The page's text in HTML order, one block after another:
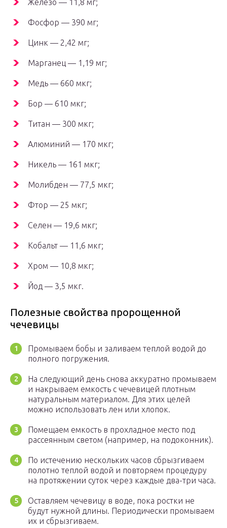
Железо — 11,8 мг;
Фосфор — 390 мг;
Цинк — 2,42 мг;
Марганец — 1,19 мг;
Медь — 660 мкг;
Бор — 610 мкг;
Титан — 300 мкг;
Алюминий — 170 мкг;
Никель — 161 мкг;
Молибден — 77,5 мкг;
Фтор — 25 мкг;
Селен — 19,6 мкг;
Кобальт — 11,6 мкг;
Хром — 10,8 мкг;
Йод — 3,5 мкг.
Полезные свойства пророщенной
чечевицы
Промываем бобы и заливаем теплой водой до
полного погружения.
На следующий день снова аккуратно промываем
и накрываем емкость с чечевицей плотным
натуральным материалом. Для этих целей
можно использовать лен или хлопок.
Помещаем емкость в прохладное место под
рассеянным светом (например, на подоконник).
По истечению нескольких часов сбрызгиваем
полотно теплой водой и повторяем процедуру
на протяжении суток через каждые два-три часа.
Оставляем чечевицу в воде, пока ростки не
будут нужной длины. Периодически промываем
их и сбрызгиваем.